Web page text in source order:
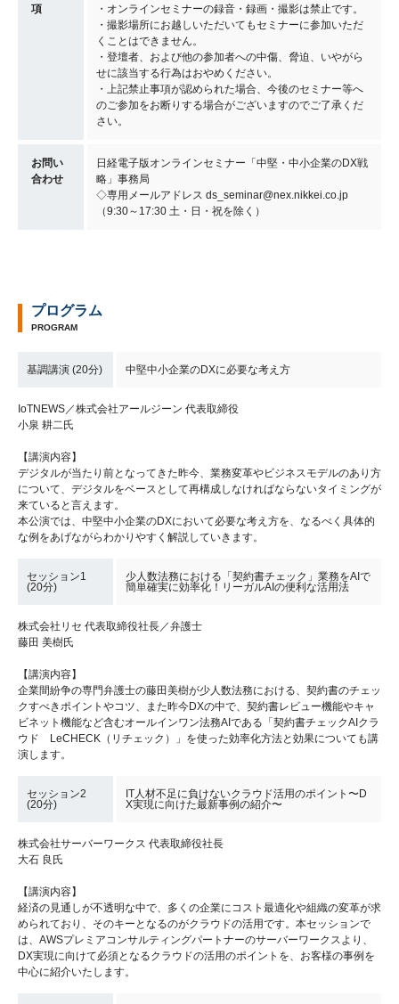
項
・オンラインセミナーの録音・録画・撮影は禁止です。
・撮影場所にお越しいただいてもセミナーに参加いただ
くことはできません。
・登壇者、および他の参加者への中傷、脅迫、いやがら
せに該当する行為はおやめください。
・上記禁止事項が認められた場合、今後のセミナー等へ
のご参加をお断りする場合がございますのでご了承くだ
さい。
お問い
合わせ
日経電子版オンラインセミナー「中堅・中小企業のDX戦
略」事務局
◇専用メールアドレス ds_seminar@nex.nikkei.co.jp
（9:30～17:30 土・日・祝を除く）
プログラム
PROGRAM
基調講演 (20分) 中堅中小企業のDXに必要な考え方
IoTNEWS／株式会社アールジーン 代表取締役
小泉 耕二氏
【講演内容】
デジタルが当たり前となってきた昨今、業務変革やビジネスモデルのあり方
について、デジタルをベースとして再構成しなければならないタイミングが
来ていると言えます。
本公演では、中堅中小企業のDXにおいて必要な考え方を、なるべく具体的
な例をあげながらわかりやすく解説していきます。
セッション1
(20分)
少人数法務における「契約書チェック」業務をAIで
簡単確実に効率化！リーガルAIの便利な活用法
株式会社リセ 代表取締役社長／弁護士
藤田 美樹氏
【講演内容】
企業間紛争の専門弁護士の藤田美樹が少人数法務における、契約書のチェッ
クすべきポイントやコツ、また昨今DXの中で、契約書レビュー機能やキャ
ビネット機能など含むオールインワン法務AIである「契約書チェックAIクラ
ウド LeCHECK（リチェック）」を使った効率化方法と効果についても講
演します。
セッション2
(20分)
IT人材不足に負けないクラウド活用のポイント〜D
X実現に向けた最新事例の紹介〜
株式会社サーバーワークス 代表取締役社長
大石 良氏
【講演内容】
経済の見通しが不透明な中で、多くの企業にコスト最適化や組織の変革が求
められており、そのキーとなるのがクラウドの活用です。本セッションで
は、AWSプレミアコンサルティングパートナーのサーバーワークスより、
DX実現に向けて必須となるクラウドの活用のポイントを、お客様の事例を
中心に紹介いたします。